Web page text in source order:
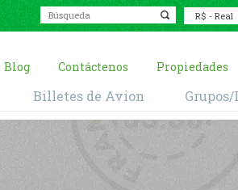
Blog Contáctenos Propiedades
Billetes de Avion